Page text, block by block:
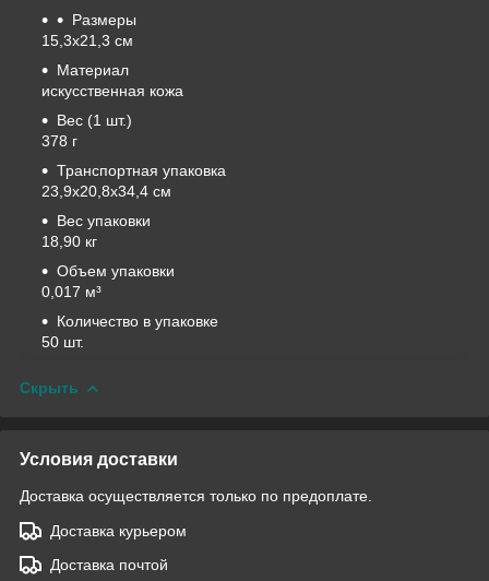
Размеры
15,3x21,3 см
Материал
искусственная кожа
Вес (1 шт.)
378 г
Транспортная упаковка
23,9x20,8x34,4 см
Вес упаковки
18,90 кг
Объем упаковки
0,017 м³
Количество в упаковке
50 шт.
Скрыть
Условия доставки
Доставка осуществляется только по предоплате.
Доставка курьером
Доставка почтой